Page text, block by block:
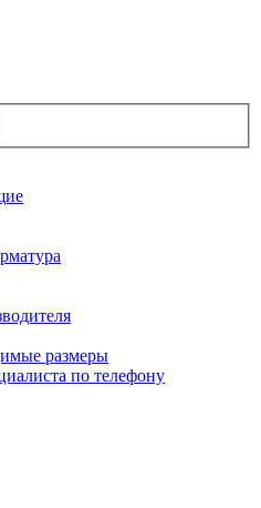
размеры
по телефону